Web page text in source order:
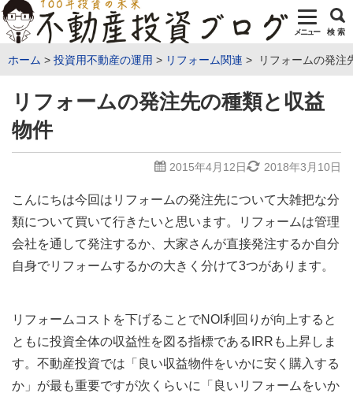
メニュー 検 索
ホーム 投資用不動産の運用 リフォーム関連 リフォームの発注
リフォームの発注先の種類と収益
物件
2015年4月12日 2018年3月10日
こんにちは今回はリフォームの発注先について大雑把な分
類について買いて行きたいと思います。リフォームは管理
会社を通して発注するか、大家さんが直接発注するか自分
自身でリフォームするかの大きく分けて3つがあります。
リフォームコストを下げることでNOI利回りが向上すると
ともに投資全体の収益性を図る指標であるIRRも上昇しま
す。不動産投資では「良い収益物件をいかに安く購入する
か」が最も重要ですが次くらいに「良いリフォームをいか